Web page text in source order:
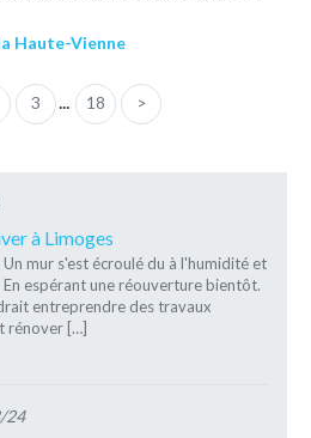
Haute-Vienne
3 ... 18 >
à Limoges
mur s'est écroulé du à l'humidité et
En espérant une réouverture bientôt.
entreprendre des travaux
rénover […]
24